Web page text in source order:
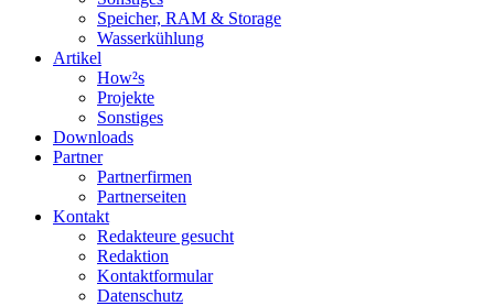
Speicher, RAM & Storage
Wasserkühlung
Artikel
How²s
Projekte
Sonstiges
Downloads
Partner
Partnerfirmen
Partnerseiten
Kontakt
Redakteure gesucht
Redaktion
Kontaktformular
Datenschutz